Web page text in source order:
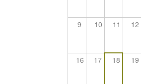
9 10 11 12
16 17 18 19